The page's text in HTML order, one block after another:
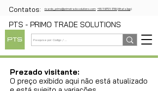
Contatos: ricardo_primo@primotradesolutions.com +55 11 97721-1739 (WhatsApp)
PTS - PRIMO TRADE SOLUTIONS
Prezado visitante:
O preço exibido aqui não está atualizado